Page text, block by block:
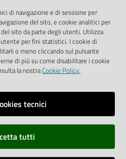
di navigazione e di sessione per
del sito, e cookie analitici per
sito da parte degli utenti. Utilizza
per fini statistici. I cookie di
o meno cliccando sul pulsante
di più su come disabilitare i cookie
la nostraCookie Policy.
tecnici
tutti